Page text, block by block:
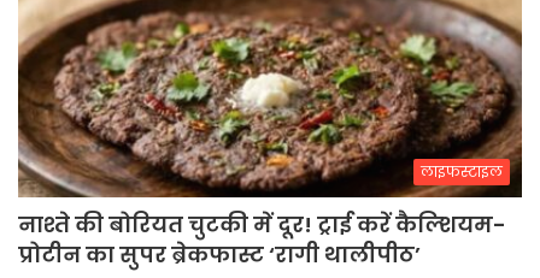
लाइफस्टाइल
नाश्ते की बोरियत चुटकी में दूर! ट्राई करें कैल्शियम-
प्रोटीन का सुपर ब्रेकफास्ट ‘रागी थालीपीठ’